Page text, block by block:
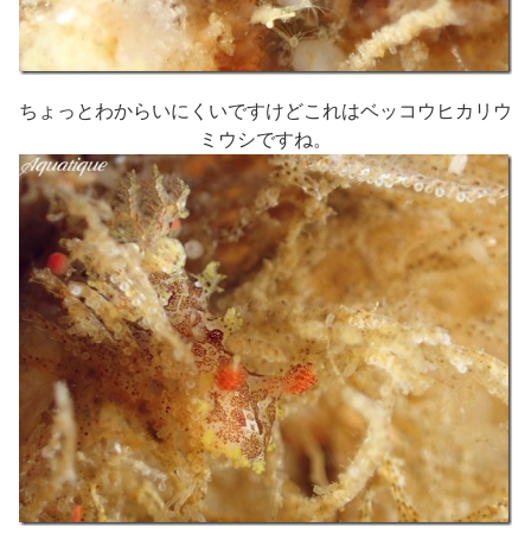
ちょっとわからいにくいですけどこれはベッコウヒカリウ
ミウシですね。